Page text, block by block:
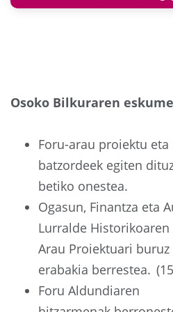
Osoko Bilkuraren
Foru-arau proiektu
batzordeek egiten
betiko onestea.
Ogasun, Finantza eta
Lurralde
Arau Proiektuari
erabakia berrestea.
Foru Aldundiaren